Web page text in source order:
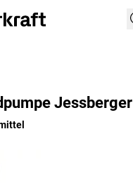
Jessberger